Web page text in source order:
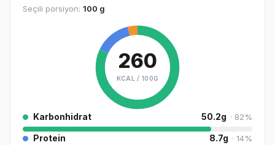
Seçili porsiyon: 100 g
260
KCAL / 100G
Karbonhidrat 50.2g · 82%
Protein 8.7g · 14%